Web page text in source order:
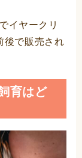
イヤークリ
後で販売され
育はど